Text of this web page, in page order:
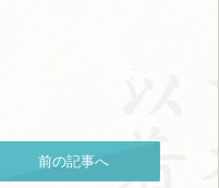
前の記事へ